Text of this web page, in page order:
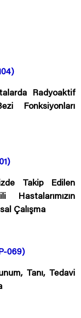
Radyoaktif
Fonksiyonları
Takip Edilen
Çalışma
069)
Tanı, Tedavi